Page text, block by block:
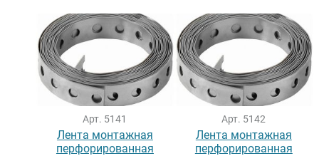
Арт. 5141
Лента монтажная
перфорированная
Арт. 5142
Лента монтажная
перфорированная